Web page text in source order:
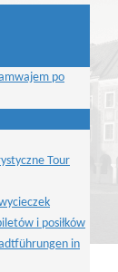
po
Tour
i posiłków
in